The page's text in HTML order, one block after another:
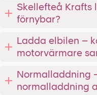
Skellefteå Krafts
förnybar?
Ladda elbilen –
motorvärmare
Normalladdning
normalladdning